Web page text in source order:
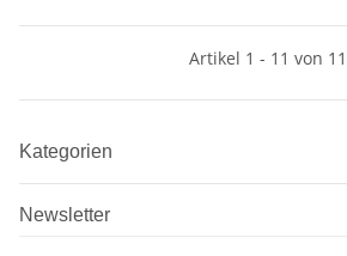
Artikel 1 - 11 von 11
Kategorien
Newsletter